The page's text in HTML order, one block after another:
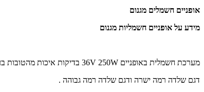
אופניים חשמלים מגנום
מידע על אופניים חשמליות מגנום
מערכת חשמלית באופניים 36V 250W בדיקות איכות מהטובות בעולם .
דגם שלדה רמה ישרה ודגם שלדה רמה גבוהה .